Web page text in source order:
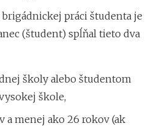
práci študenta je
(študent) spĺňal tieto dva
školy alebo študentom
škole,
a menej ako 26 rokov (ak